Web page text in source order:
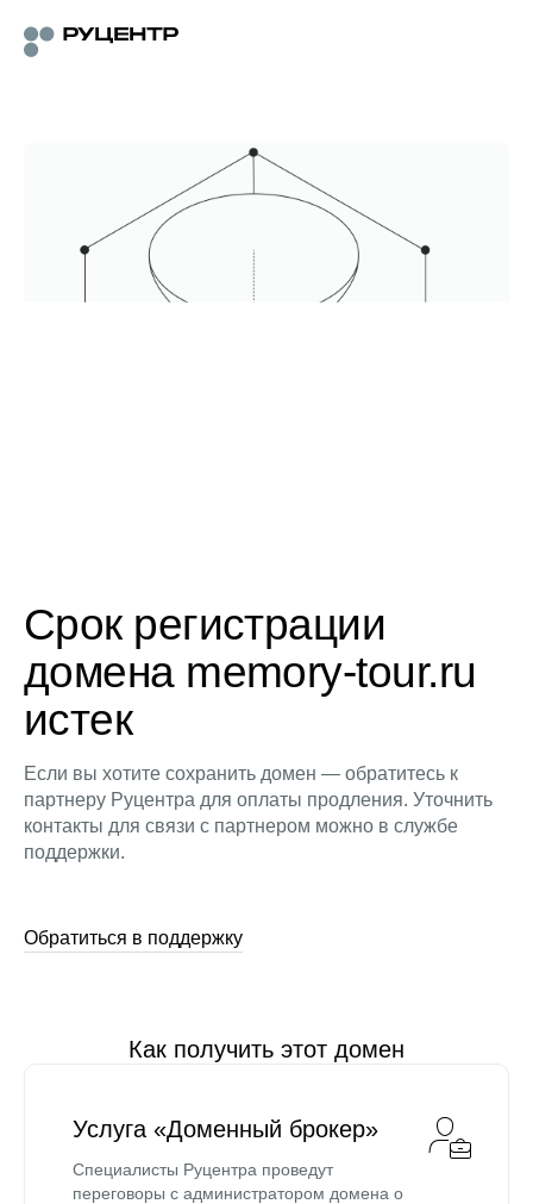
Срок регистрации
домена memory-tour.ru
истек
Если вы хотите сохранить домен — обратитесь к
партнеру Руцентра для оплаты продления. Уточнить
контакты для связи с партнером можно в службе
поддержки.
Обратиться в поддержку
Как получить этот домен
Услуга «Доменный брокер»
Специалисты Руцентра проведут
переговоры с администратором домена о